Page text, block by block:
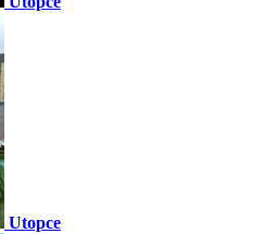
Utopce